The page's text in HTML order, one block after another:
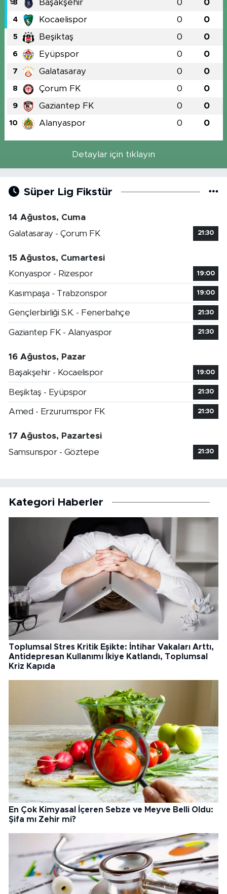
3 Başakşehir 0 0
4 Kocaelispor 0 0
5 Beşiktaş 0 0
6 Eyüpspor 0 0
7 Galatasaray 0 0
8 Çorum FK 0 0
9 Gaziantep FK 0 0
10 Alanyaspor 0 0
Detaylar için tıklayın
Süper Lig Fikstür
14 Ağustos, Cuma
Galatasaray - Çorum FK
21:30
15 Ağustos, Cumartesi
Konyaspor - Rizespor
19:00
Kasımpaşa - Trabzonspor 19:00
Gençlerbirliği S.K. - Fenerbahçe 21:30
Gaziantep FK - Alanyaspor 21:30
16 Ağustos, Pazar
Başakşehir - Kocaelispor
19:00
Beşiktaş - Eyüpspor 21:30
Amed - Erzurumspor FK 21:30
17 Ağustos, Pazartesi
Samsunspor - Göztepe
21:30
Kategori Haberler
Toplumsal Stres Kritik Eşikte: İntihar Vakaları Arttı,
Antidepresan Kullanımı İkiye Katlandı, Toplumsal
Kriz Kapıda
En Çok Kimyasal İçeren Sebze ve Meyve Belli Oldu:
Şifa mı Zehir mi?